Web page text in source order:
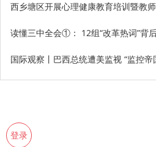
西乡塘区开展心理健康教育培训暨教
读懂三中全会①： 12组“改革热词”背
国际观察丨巴西总统遭美监视 “监控帝
登录